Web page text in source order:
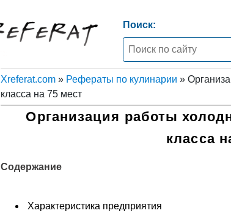
Поиск:
Xreferat.com » Рефераты по кулинарии »
класса на 75 мест
Организация работы
класса
Содержание
Характеристика предприятия